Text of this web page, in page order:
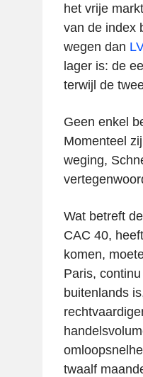
het vrije
van de index
wegen dan
lager is: de
terwijl de
Geen enkel
Momenteel
weging,
Wat betreft
CAC 40,
komen,
Paris,
buitenlands
twaalf